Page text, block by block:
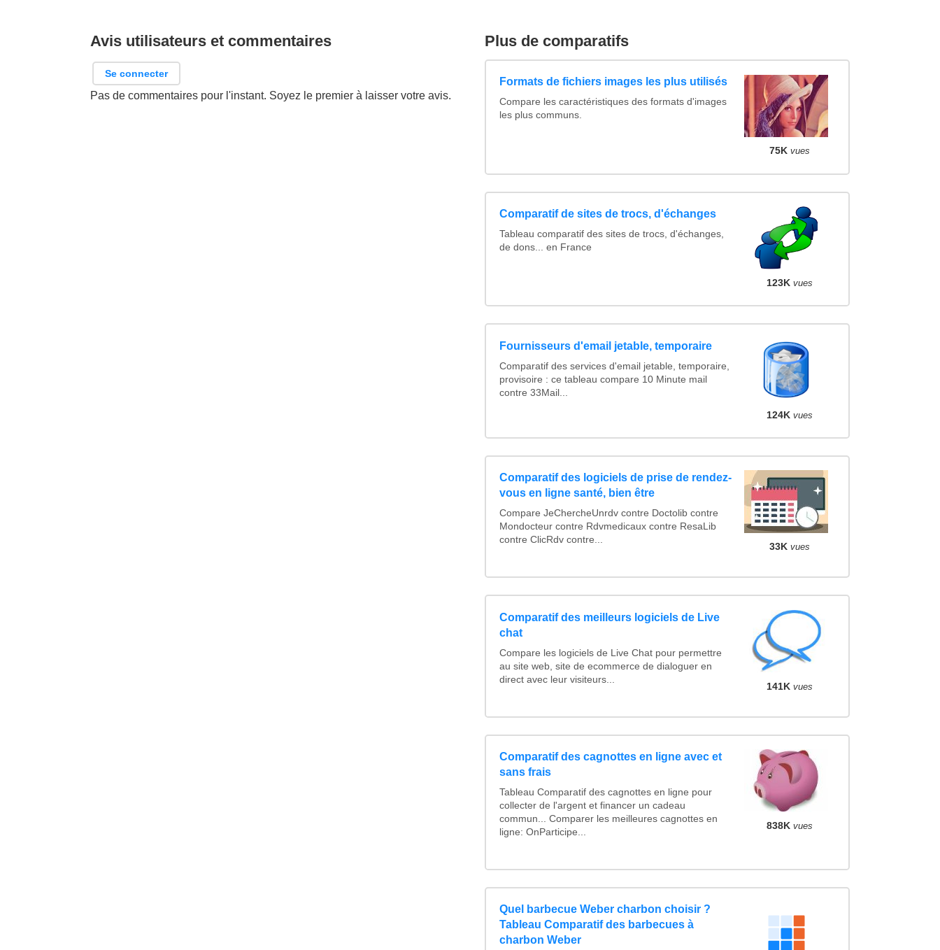
Avis utilisateurs et commentaires
Se connecter
Pas de commentaires pour l'instant. Soyez le premier à laisser votre avis.
Plus de comparatifs
Formats de fichiers images les plus utilisés
Compare les caractéristiques des formats d'images
les plus communs.
75K vues
Comparatif de sites de trocs, d'échanges
Tableau comparatif des sites de trocs, d'échanges,
de dons... en France
123K vues
Fournisseurs d'email jetable, temporaire
Comparatif des services d'email jetable, temporaire,
provisoire : ce tableau compare 10 Minute mail
contre 33Mail...
124K vues
Comparatif des logiciels de prise de rendez-
vous en ligne santé, bien être
Compare JeChercheUnrdv contre Doctolib contre
Mondocteur contre Rdvmedicaux contre ResaLib
contre ClicRdv contre...
33K vues
Comparatif des meilleurs logiciels de Live
chat
Compare les logiciels de Live Chat pour permettre
au site web, site de ecommerce de dialoguer en
direct avec leur visiteurs...
141K vues
Comparatif des cagnottes en ligne avec et
sans frais
Tableau Comparatif des cagnottes en ligne pour
collecter de l'argent et financer un cadeau
commun... Comparer les meilleures cagnottes en
ligne: OnParticipe...
838K vues
Quel barbecue Weber charbon choisir ?
Tableau Comparatif des barbecues à
charbon Weber